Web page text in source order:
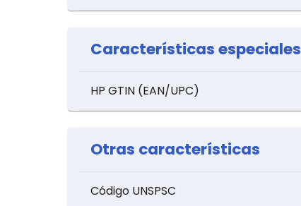
Características especiales
HP GTIN (EAN/UPC)
Otras características
Código UNSPSC